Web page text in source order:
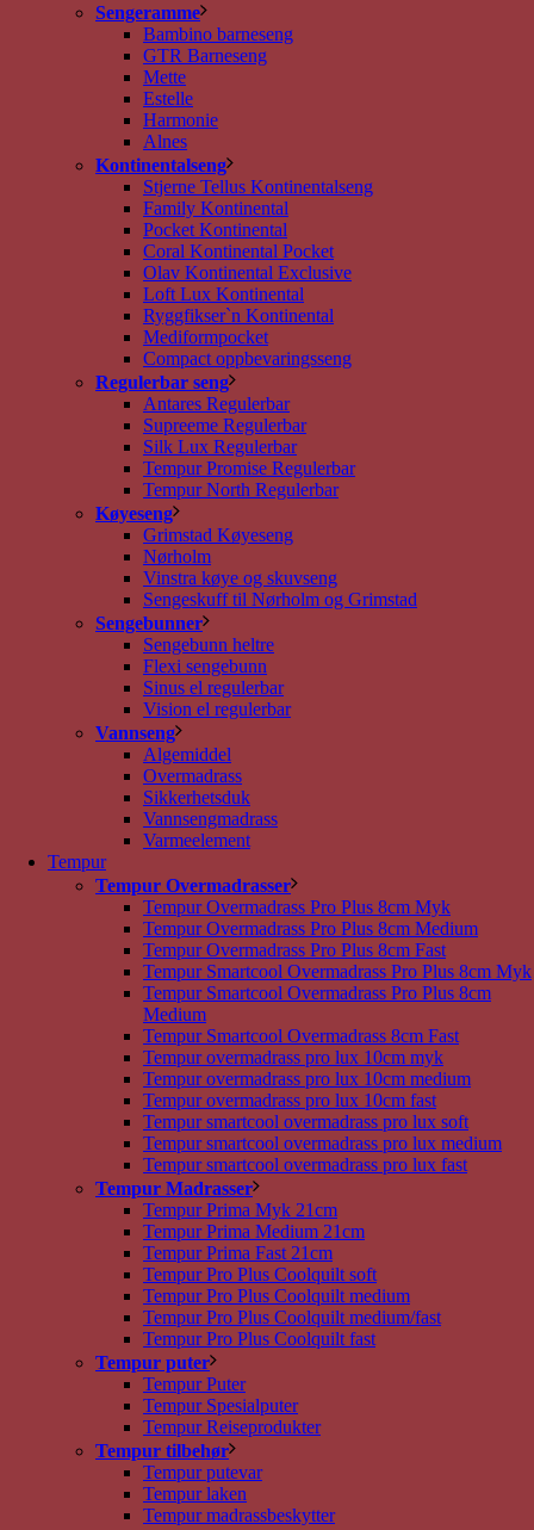
Sengeramme
Bambino barneseng
GTR Barneseng
Mette
Estelle
Harmonie
Alnes
Kontinentalseng
Stjerne Tellus Kontinentalseng
Family Kontinental
Pocket Kontinental
Coral Kontinental Pocket
Olav Kontinental Exclusive
Loft Lux Kontinental
Ryggfikser`n Kontinental
Mediformpocket
Compact oppbevaringsseng
Regulerbar seng
Antares Regulerbar
Supreeme Regulerbar
Silk Lux Regulerbar
Tempur Promise Regulerbar
Tempur North Regulerbar
Køyeseng
Grimstad Køyeseng
Nørholm
Vinstra køye og skuvseng
Sengeskuff til Nørholm og Grimstad
Sengebunner
Sengebunn heltre
Flexi sengebunn
Sinus el regulerbar
Vision el regulerbar
Vannseng
Algemiddel
Overmadrass
Sikkerhetsduk
Vannsengmadrass
Varmeelement
Tempur
Tempur Overmadrasser
Tempur Overmadrass Pro Plus 8cm Myk
Tempur Overmadrass Pro Plus 8cm Medium
Tempur Overmadrass Pro Plus 8cm Fast
Tempur Smartcool Overmadrass Pro Plus 8cm Myk
Tempur Smartcool Overmadrass Pro Plus 8cm
Medium
Tempur Smartcool Overmadrass 8cm Fast
Tempur overmadrass pro lux 10cm myk
Tempur overmadrass pro lux 10cm medium
Tempur overmadrass pro lux 10cm fast
Tempur smartcool overmadrass pro lux soft
Tempur smartcool overmadrass pro lux medium
Tempur smartcool overmadrass pro lux fast
Tempur Madrasser
Tempur Prima Myk 21cm
Tempur Prima Medium 21cm
Tempur Prima Fast 21cm
Tempur Pro Plus Coolquilt soft
Tempur Pro Plus Coolquilt medium
Tempur Pro Plus Coolquilt medium/fast
Tempur Pro Plus Coolquilt fast
Tempur puter
Tempur Puter
Tempur Spesialputer
Tempur Reiseprodukter
Tempur tilbehør
Tempur putevar
Tempur laken
Tempur madrassbeskytter